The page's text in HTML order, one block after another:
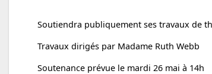
Soutiendra publiquement ses travaux de
Travaux dirigés par Madame Ruth Webb
Soutenance prévue le mardi 26 mai à 14h